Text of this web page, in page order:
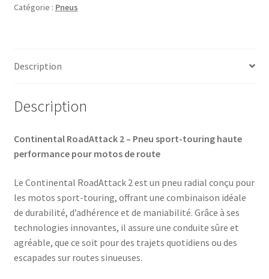
Catégorie : Pneus
Description
Description
Continental RoadAttack 2 – Pneu sport-touring haute
performance pour motos de route
Le Continental RoadAttack 2 est un pneu radial conçu pour
les motos sport-touring, offrant une combinaison idéale
de durabilité, d’adhérence et de maniabilité. Grâce à ses
technologies innovantes, il assure une conduite sûre et
agréable, que ce soit pour des trajets quotidiens ou des
escapades sur routes sinueuses.